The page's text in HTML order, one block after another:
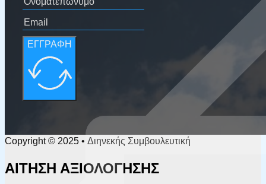
ΕΓΓΡΑΦΗ
Copyright © 2025 • Διηνεκής Συμβουλευτική
ΑΙΤΗΣΗ ΑΞΙΟΛΟΓΗΣΗΣ